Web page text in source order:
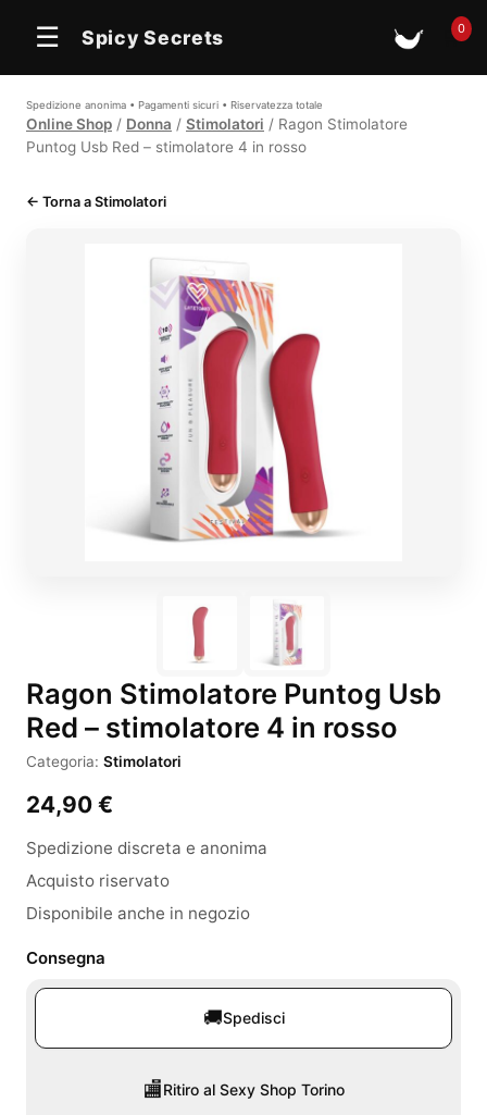
☰ Spicy Secrets 🛒0
Spedizione anonima • Pagamenti sicuri • Riservatezza totale
Online Shop / Donna / Stimolatori / Ragon Stimolatore
Puntog Usb Red – stimolatore 4 in rosso
← Torna a Stimolatori
Ragon Stimolatore Puntog Usb
Red – stimolatore 4 in rosso
Categoria: Stimolatori
24,90 €
Spedizione discreta e anonima
Acquisto riservato
Disponibile anche in negozio
Consegna
🚚Spedisci
🏬Ritiro al Sexy Shop Torino